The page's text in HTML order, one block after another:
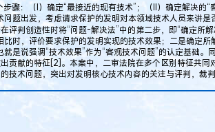
骤：（I）确定“最接近的现有技术”；（II）确定解决的“
题出发，考虑请求保护的发明对本领域技术人员来讲是
评判创造性时将“问题-解决法”中的第二步，即“确定所
时，评价要求保护的发明实现的技术效果；二是确定所
是说强调“技术效果”作为“客观技术问题”的认定基础。
贡献的特征[2]。本案中，二审法院在多个区别特征共同
技术问题，突出对发明核心技术内容的关注与评判，裁